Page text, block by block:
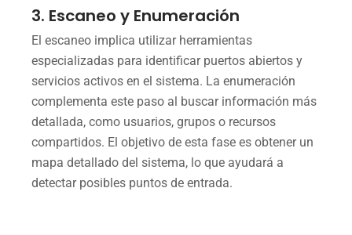
3. Escaneo y Enumeración
El escaneo implica utilizar herramientas
especializadas para identificar puertos abiertos y
servicios activos en el sistema. La enumeración
complementa este paso al buscar información más
detallada, como usuarios, grupos o recursos
compartidos. El objetivo de esta fase es obtener un
mapa detallado del sistema, lo que ayudará a
detectar posibles puntos de entrada.